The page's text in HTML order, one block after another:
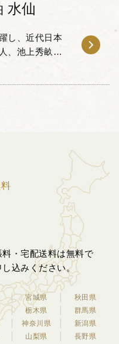
水仙
し、近代日本
、池上秀畝
1944年）に
・宅配送料は無料で
込みください。
宮城県
秋田県
栃木県
群馬県
神奈川県
新潟県
山梨県
長野県